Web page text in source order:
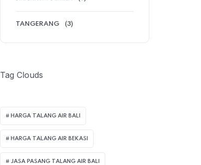
TANGERANG (3)
Tag Clouds
HARGA TALANG AIR BALI
HARGA TALANG AIR BEKASI
JASA PASANG TALANG AIR BALI